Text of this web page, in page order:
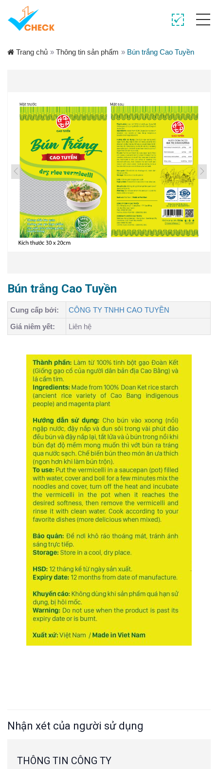
Trang chủ » Thông tin sản phẩm » Bún trắng Cao Tuyền
Bún trắng Cao Tuyền
Cung cấp bởi:
CÔNG TY TNHH CAO TUYỀN
Giá niêm yết:
Liên hệ
Nhận xét của người sử dụng
THÔNG TIN CÔNG TY